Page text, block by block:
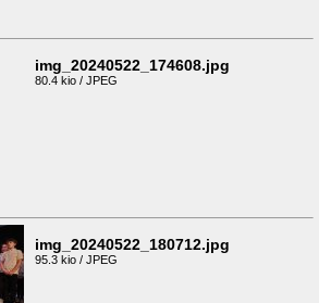
img_20240522_174608.jpg
80.4 kio / JPEG
img_20240522_180712.jpg
95.3 kio / JPEG